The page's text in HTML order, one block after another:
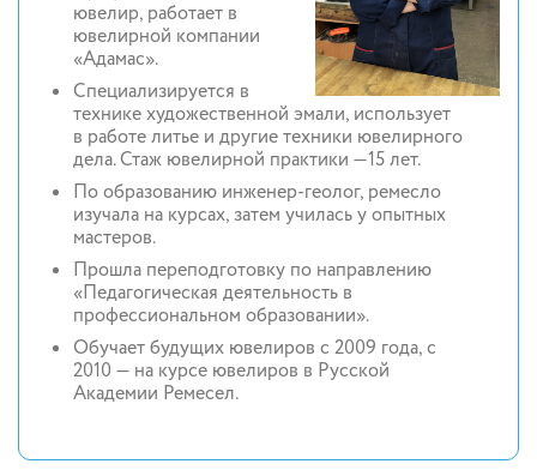
ювелир, работает в
ювелирной компании
«Адамас».
Специализируется в
технике художественной эмали, использует
в работе литье и другие техники ювелирного
дела. Стаж ювелирной практики —15 лет.
По образованию инженер-геолог, ремесло
изучала на курсах, затем училась у опытных
мастеров.
Прошла переподготовку по направлению
«Педагогическая деятельность в
профессиональном образовании».
Обучает будущих ювелиров с 2009 года, с
2010 — на курсе ювелиров в Русской
Академии Ремесел.